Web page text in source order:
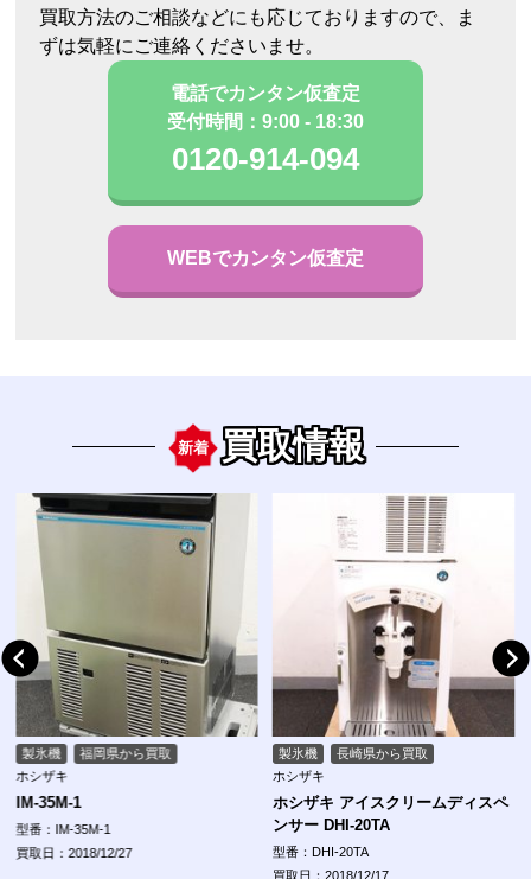
買取方法のご相談などにも応じておりますので、ま
ずは気軽にご連絡くださいませ。
電話でカンタン仮査定
受付時間：9:00 - 18:30
0120-914-094
WEBでカンタン仮査定
新着 買取情報
製氷機
福岡県から買取
ホシザキ
IM-35M-1
型番：IM-35M-1
買取日：2018/12/27
製氷機
長崎県から買取
ホシザキ
ホシザキ アイスクリームディスペ
ンサー DHI-20TA
型番：DHI-20TA
買取日：2018/12/17